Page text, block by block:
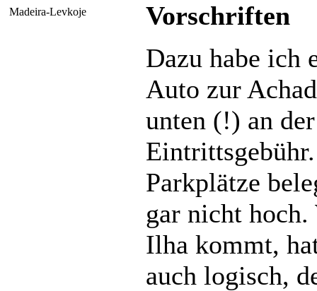
Madeira-Levkoje
Vorschriften
Dazu habe ich
Auto zur
unten (!) an
Parkplätze
gar nicht hoch.
Ilha kommt,
auch logisch,